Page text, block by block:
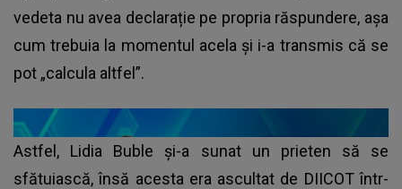
vedeta nu avea declarație pe propria răspundere, așa
cum trebuia la momentul acela și i-a transmis că se
pot „calcula altfel”.
Astfel, Lidia Buble și-a sunat un prieten să se
sfătuiască, însă acesta era ascultat de DIICOT într-